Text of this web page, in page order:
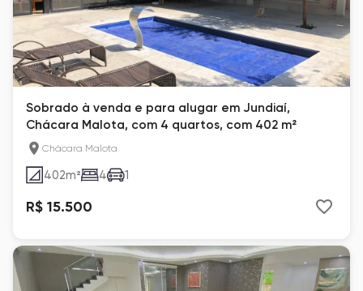
Sobrado à venda e para alugar em Jundiaí,
Chácara Malota, com 4 quartos, com 402 m²
Chácara Malota
402m² 4 1
R$ 15.500